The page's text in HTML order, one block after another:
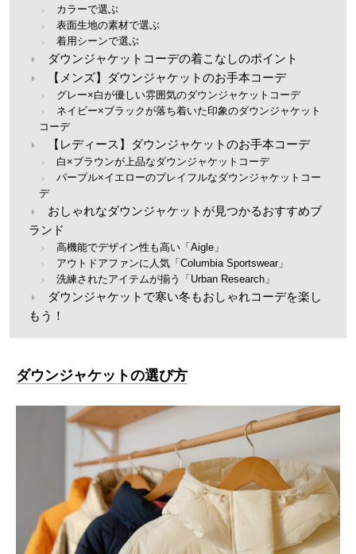
カラーで選ぶ
表面生地の素材で選ぶ
着用シーンで選ぶ
ダウンジャケットコーデの着こなしのポイント
【メンズ】ダウンジャケットのお手本コーデ
グレー×白が優しい雰囲気のダウンジャケットコーデ
ネイビー×ブラックが落ち着いた印象のダウンジャケット
コーデ
【レディース】ダウンジャケットのお手本コーデ
白×ブラウンが上品なダウンジャケットコーデ
パープル×イエローのプレイフルなダウンジャケットコー
デ
おしゃれなダウンジャケットが見つかるおすすめブ
ランド
高機能でデザイン性も高い「Aigle」
アウトドアファンに人気「Columbia Sportswear」
洗練されたアイテムが揃う「Urban Research」
ダウンジャケットで寒い冬もおしゃれコーデを楽し
もう！
ダウンジャケットの選び方